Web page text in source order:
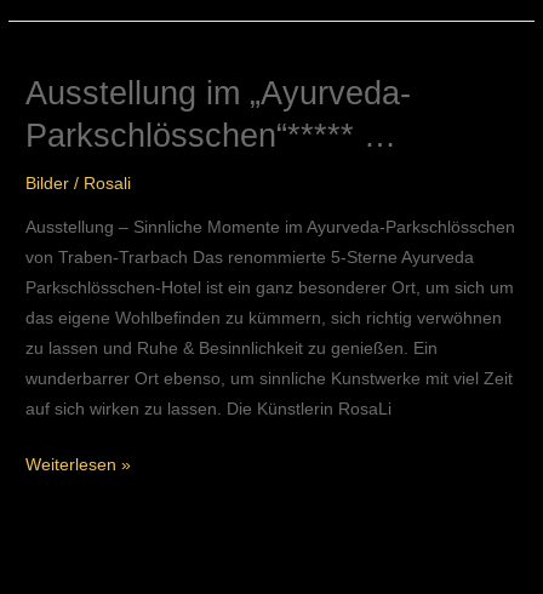
Ausstellung im „Ayurveda-
Parkschlösschen“***** …
Bilder / Rosali
Ausstellung – Sinnliche Momente im Ayurveda-Parkschlösschen
von Traben-Trarbach Das renommierte 5-Sterne Ayurveda
Parkschlösschen-Hotel ist ein ganz besonderer Ort, um sich um
das eigene Wohlbefinden zu kümmern, sich richtig verwöhnen
zu lassen und Ruhe & Besinnlichkeit zu genießen. Ein
wunderbarrer Ort ebenso, um sinnliche Kunstwerke mit viel Zeit
auf sich wirken zu lassen. Die Künstlerin RosaLi
Ausstellung
„Ayurveda-
Parkschlösschen“*****
Weiterlesen »